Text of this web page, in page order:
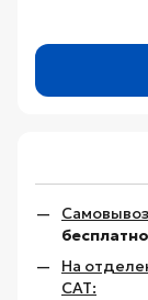
На
САТ: